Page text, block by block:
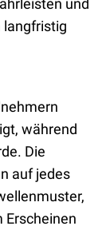
und
langfristig
während
Die
auf jedes
Erscheinen